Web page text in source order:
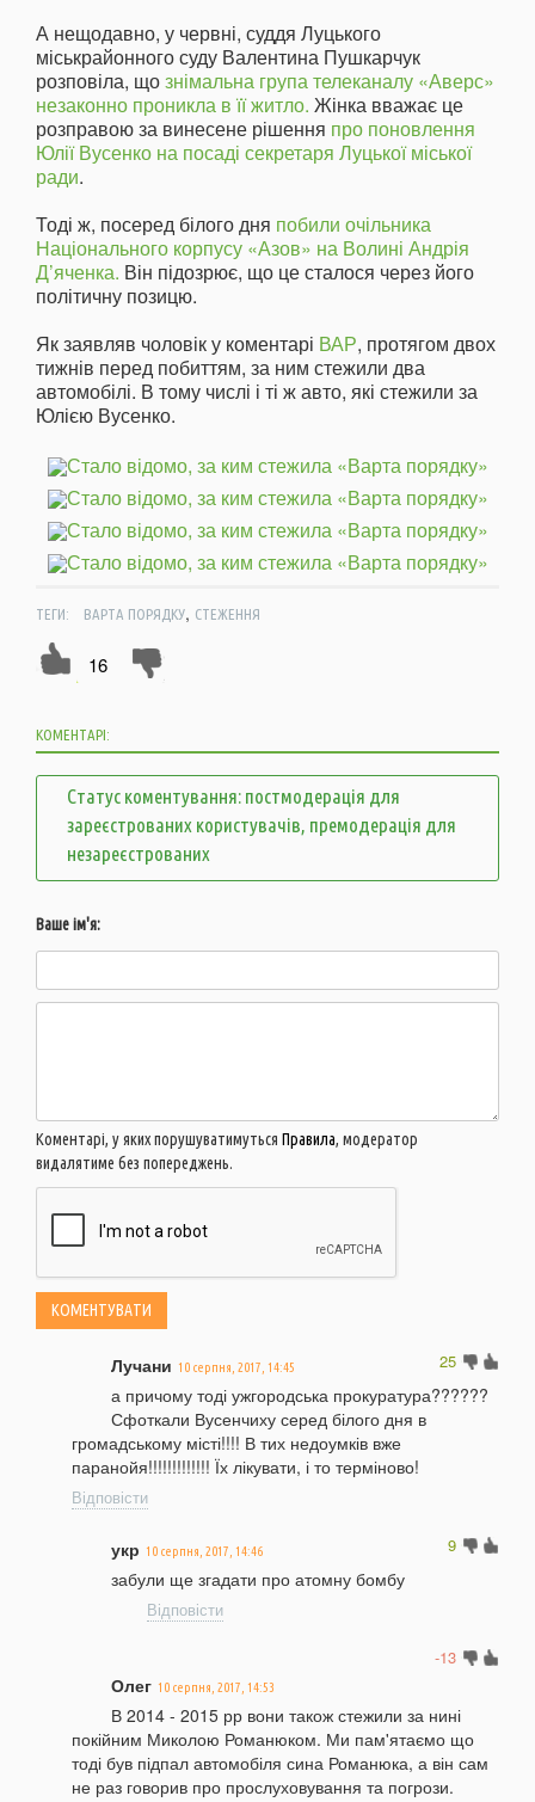
А нещодавно, у червні, суддя Луцького
міськрайонного суду Валентина Пушкарчук
розповіла, щознімальна група телеканалу «Аверс»
незаконно проникла в її житло. Жінка вважає це
розправою за винесене рішення про поновлення
Юлії Вусенко на посаді секретаря Луцької міської
ради.
Тоді ж, посеред білого дня побили очільника
Національного корпусу «Азов» на Волині Андрія
Д’яченка. Він підозрює, що це сталося через його
політичну позицю.
Як заявляв чоловік у коментарі ВАР, протягом двох
тижнів перед побиттям, за ним стежили два
автомобілі. В тому числі і ті ж авто, які стежили за
Юлією Вусенко.
ТЕГИ: ВАРТА ПОРЯДКУ, СТЕЖЕННЯ
16
КОМЕНТАРІ:
Статус коментування: постмодерація для
зареєстрованих користувачів, премодерація для
незареєстрованих
Ваше ім'я:
Коментарі, у яких порушуватимуться Правила, модератор
видалятиме без попереджень.
25
Лучани 10 серпня, 2017, 14:45
а причому тоді ужгородська прокуратура??????
Сфоткали Вусенчиху серед білого дня в
громадському місті!!!! В тих недоумків вже
паранойя!!!!!!!!!!!!! Їх лікувати, і то терміново!
Відповісти
9
укр 10 серпня, 2017, 14:46
забули ще згадати про атомну бомбу
Відповісти
-13
Олег 10 серпня, 2017, 14:53
В 2014 - 2015 рр вони також стежили за нині
покійним Миколою Романюком. Ми пам'ятаємо що
тоді був підпал автомобіля сина Романюка, а він сам
не раз говорив про прослуховування та погрози.